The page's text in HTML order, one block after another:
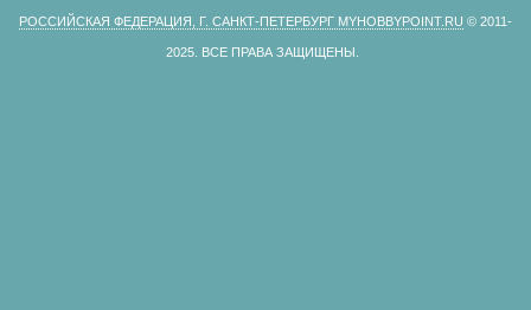
РОССИЙСКАЯ ФЕДЕРАЦИЯ, Г. САНКТ-ПЕТЕРБУРГ MYHOBBYPOINT.RU © 2011-
2025. ВСЕ ПРАВА ЗАЩИЩЕНЫ.